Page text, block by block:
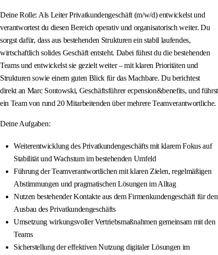
Deine Rolle: Als Leiter Privatkundengeschäft (m/w/d) entwickelst und
verantwortest du diesen Bereich operativ und organisatorisch weiter. Du
sorgst dafür, dass aus bestehenden Strukturen ein stabil laufendes,
wirtschaftlich solides Geschäft entsteht. Dabei führst du die bestehenden
Teams und entwickelst sie gezielt weiter – mit klaren Prioritäten und
Strukturen sowie einem guten Blick für das Machbare. Du berichtest
direkt an Marc Sontowski, Geschäftsführer ecpension&benefits, und führst
ein Team von rund 20 Mitarbeitenden über mehrere Teamverantwortliche.
Deine Aufgaben:
Weiterentwicklung des Privatkundengeschäfts mit klarem Fokus auf
Stabilität und Wachstum im bestehenden Umfeld
Führung der Teamverantwortlichen mit klaren Zielen, regelmäßigen
Abstimmungen und pragmatischen Lösungen im Alltag
Nutzen bestehender Kontakte aus dem Firmenkundengeschäft für den
Ausbau des Privatkundengeschäfts
Umsetzung wirkungsvoller Vertriebsmaßnahmen gemeinsam mit den
Teams
Sicherstellung der effektiven Nutzung digitaler Lösungen im